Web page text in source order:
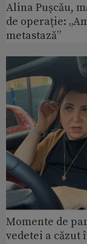
Alina Pușcău,
de operație:
metastază”
Momente de
vedetei a căzut